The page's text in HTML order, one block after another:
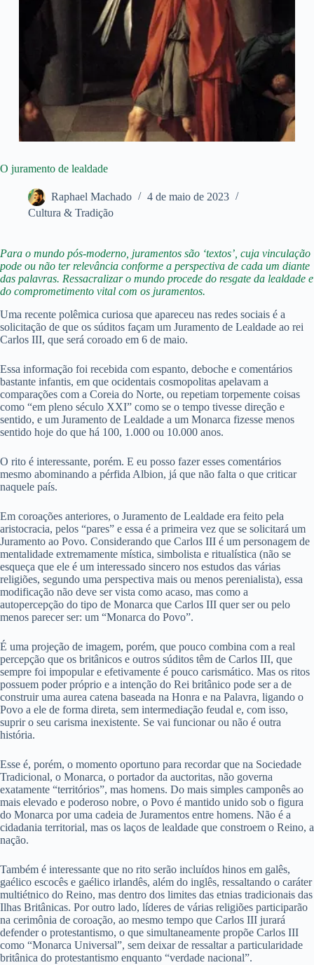
O juramento de lealdade
Raphael Machado
4 de maio de 2023
Cultura & Tradição
Para o mundo pós-moderno, juramentos são ‘textos’, cuja vinculação
pode ou não ter relevância conforme a perspectiva de cada um diante
das palavras. Ressacralizar o mundo procede do resgate da lealdade e
do comprometimento vital com os juramentos.
Uma recente polêmica curiosa que apareceu nas redes sociais é a
solicitação de que os súditos façam um Juramento de Lealdade ao rei
Carlos III, que será coroado em 6 de maio.
Essa informação foi recebida com espanto, deboche e comentários
bastante infantis, em que ocidentais cosmopolitas apelavam a
comparações com a Coreia do Norte, ou repetiam torpemente coisas
como “em pleno século XXI” como se o tempo tivesse direção e
sentido, e um Juramento de Lealdade a um Monarca fizesse menos
sentido hoje do que há 100, 1.000 ou 10.000 anos.
O rito é interessante, porém. E eu posso fazer esses comentários
mesmo abominando a pérfida Albion, já que não falta o que criticar
naquele país.
Em coroações anteriores, o Juramento de Lealdade era feito pela
aristocracia, pelos “pares” e essa é a primeira vez que se solicitará um
Juramento ao Povo. Considerando que Carlos III é um personagem de
mentalidade extremamente mística, simbolista e ritualística (não se
esqueça que ele é um interessado sincero nos estudos das várias
religiões, segundo uma perspectiva mais ou menos perenialista), essa
modificação não deve ser vista como acaso, mas como a
autopercepção do tipo de Monarca que Carlos III quer ser ou pelo
menos parecer ser: um “Monarca do Povo”.
É uma projeção de imagem, porém, que pouco combina com a real
percepção que os britânicos e outros súditos têm de Carlos III, que
sempre foi impopular e efetivamente é pouco carismático. Mas os ritos
possuem poder próprio e a intenção do Rei britânico pode ser a de
construir uma aurea catena baseada na Honra e na Palavra, ligando o
Povo a ele de forma direta, sem intermediação feudal e, com isso,
suprir o seu carisma inexistente. Se vai funcionar ou não é outra
história.
Esse é, porém, o momento oportuno para recordar que na Sociedade
Tradicional, o Monarca, o portador da auctoritas, não governa
exatamente “territórios”, mas homens. Do mais simples camponês ao
mais elevado e poderoso nobre, o Povo é mantido unido sob o figura
do Monarca por uma cadeia de Juramentos entre homens. Não é a
cidadania territorial, mas os laços de lealdade que constroem o Reino, a
nação.
Também é interessante que no rito serão incluídos hinos em galês,
gaélico escocês e gaélico irlandês, além do inglês, ressaltando o caráter
multiétnico do Reino, mas dentro dos limites das etnias tradicionais das
Ilhas Britânicas. Por outro lado, líderes de várias religiões participarão
na cerimônia de coroação, ao mesmo tempo que Carlos III jurará
defender o protestantismo, o que simultaneamente propõe Carlos III
como “Monarca Universal”, sem deixar de ressaltar a particularidade
britânica do protestantismo enquanto “verdade nacional”.